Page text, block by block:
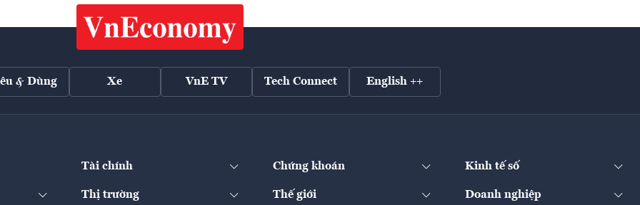
& Dùng Xe VnE TV Tech Connect English ++
Tài chính Chứng khoán Kinh tế số
Thị trường Thế giới Doanh nghiệp